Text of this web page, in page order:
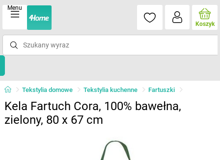
Menu
Koszyk
Tekstylia domowe Tekstylia kuchenne Fartuszki
Kela Fartuch Cora, 100% bawełna,
zielony, 80 x 67 cm